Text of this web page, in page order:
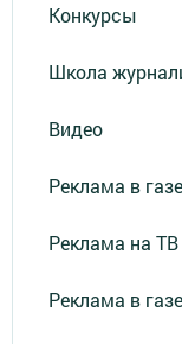
Конкурсы
Школа
Видео
Реклама в
Реклама на ТВ
Реклама в